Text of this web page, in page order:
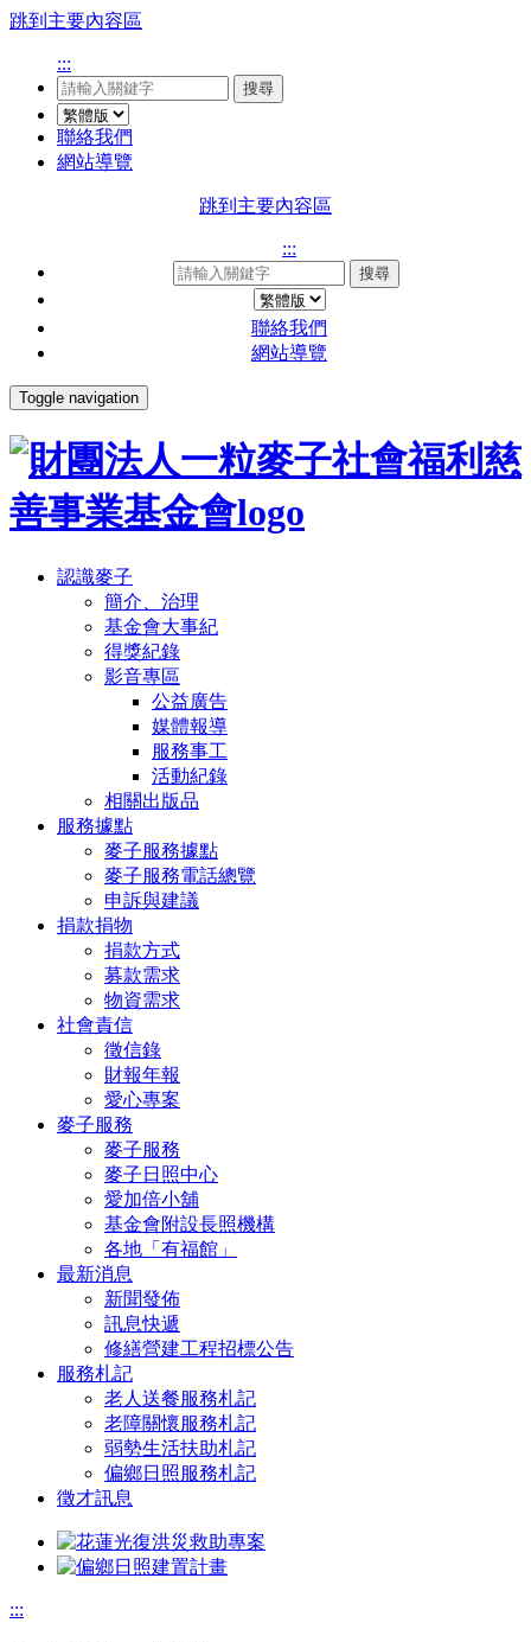
跳到主要內容區
:::
搜尋
聯絡我們
網站導覽
跳到主要內容區
:::
搜尋
聯絡我們
網站導覽
Toggle navigation
認識麥子
簡介、治理
基金會大事紀
得獎紀錄
影音專區
公益廣告
媒體報導
服務事工
活動紀錄
相關出版品
服務據點
麥子服務據點
麥子服務電話總覽
申訴與建議
捐款捐物
捐款方式
募款需求
物資需求
社會責信
徵信錄
財報年報
愛心專案
麥子服務
麥子服務
麥子日照中心
愛加倍小舖
基金會附設長照機構
各地「有福館」
最新消息
新聞發佈
訊息快遞
修繕營建工程招標公告
服務札記
老人送餐服務札記
老障關懷服務札記
弱勢生活扶助札記
偏鄉日照服務札記
徵才訊息
:::